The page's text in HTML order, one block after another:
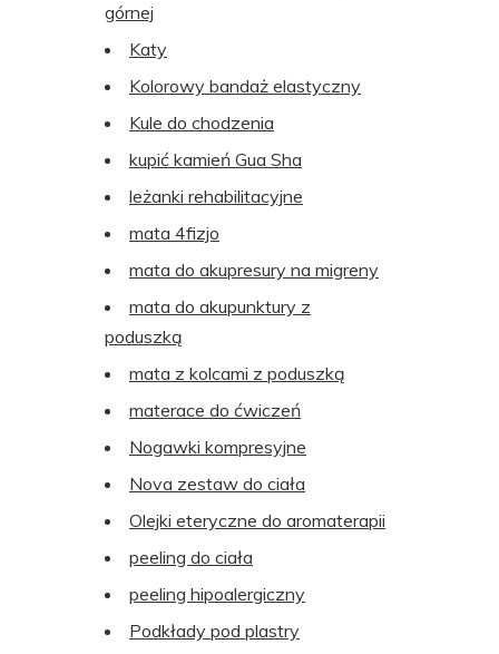
górnej
Katy
Kolorowy bandaż elastyczny
Kule do chodzenia
kupić kamień Gua Sha
leżanki rehabilitacyjne
mata 4fizjo
mata do akupresury na migreny
mata do akupunktury z
poduszką
mata z kolcami z poduszką
materace do ćwiczeń
Nogawki kompresyjne
Nova zestaw do ciała
Olejki eteryczne do aromaterapii
peeling do ciała
peeling hipoalergiczny
Podkłady pod plastry